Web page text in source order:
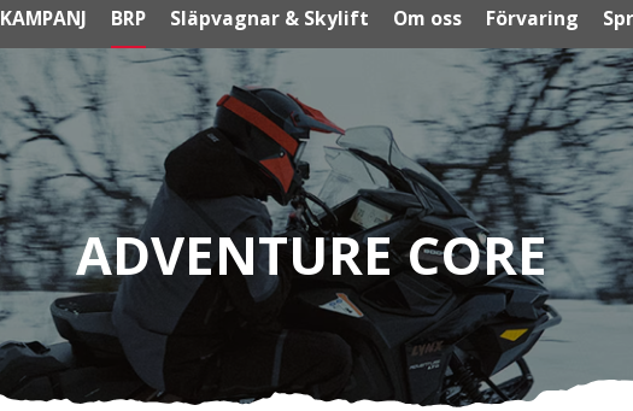
KAMPANJ BRP Släpvagnar & Skylift Om oss Förvaring
ADVENTURE CORE